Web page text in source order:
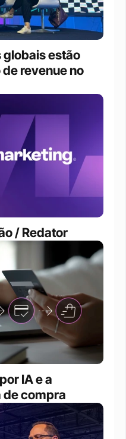
globais estão
revenue no
/ Redator
IA e a
de compra